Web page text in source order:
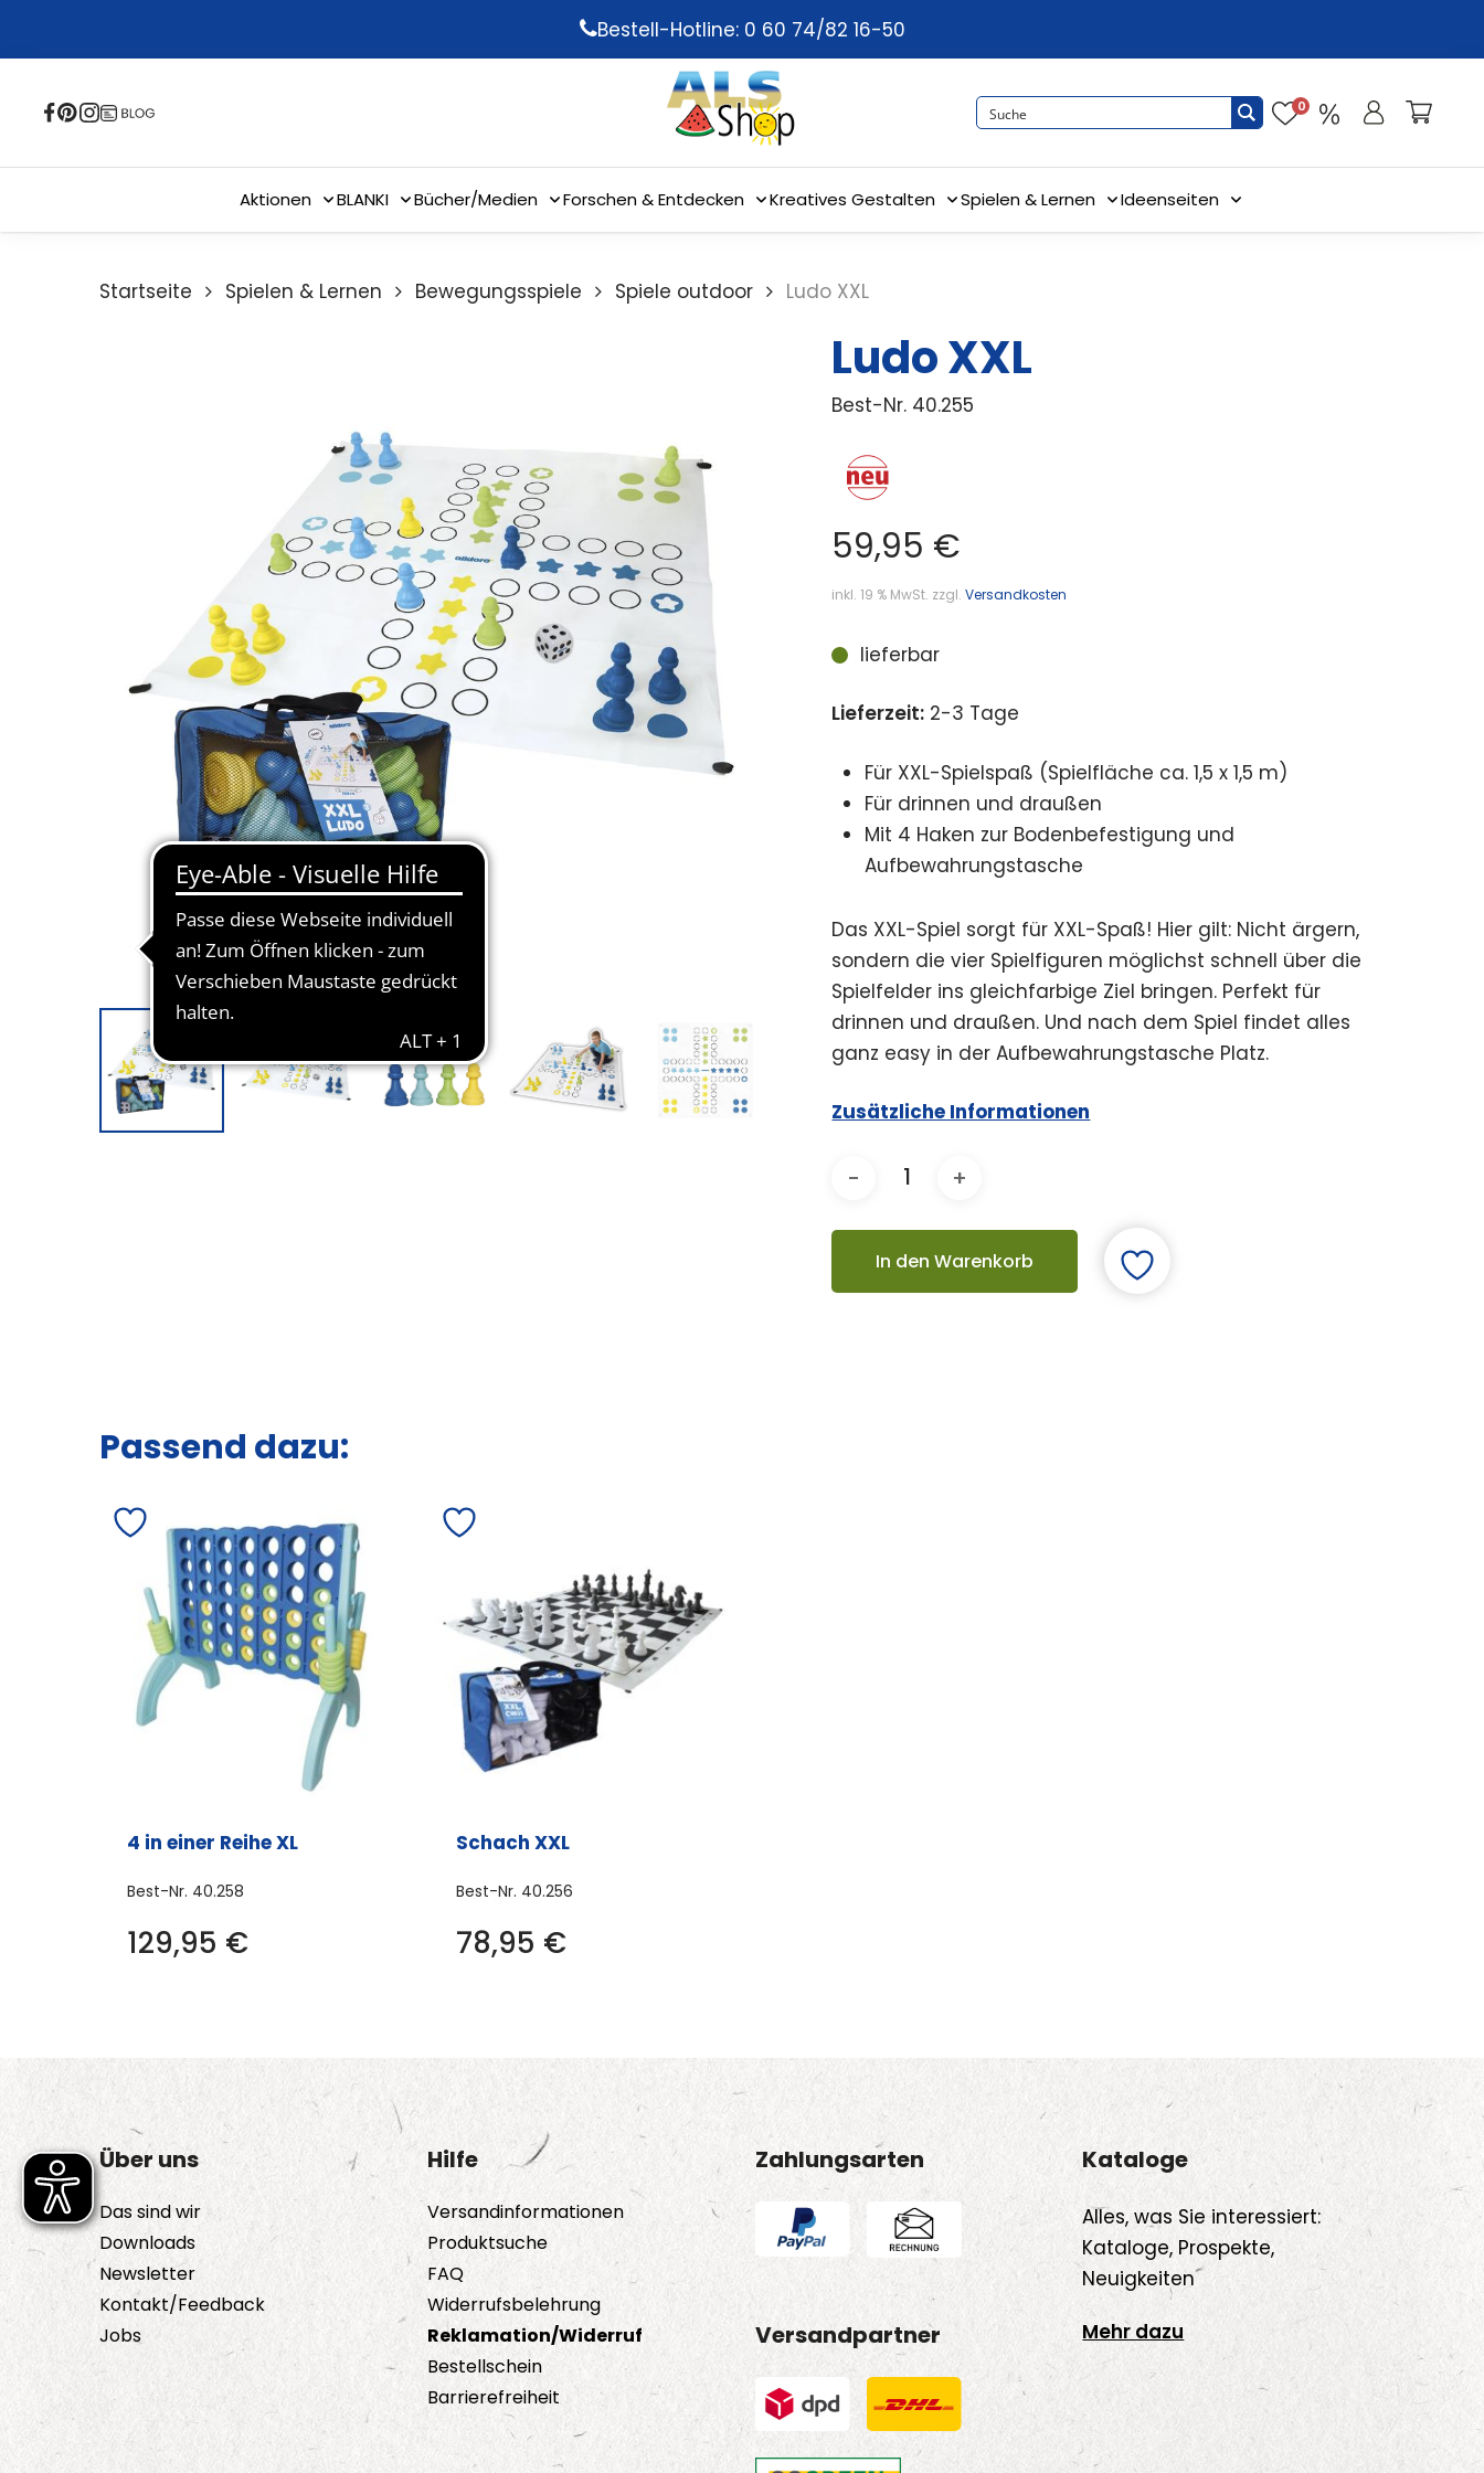
content
Bestell-Hotline: 0 60 74/82 16-50
0
Aktionen BLANKI Bücher/Medien Forschen & Entdecken Kreatives Gestalten Spielen & Lernen Ideenseiten
Startseite Spielen & Lernen Bewegungsspiele Spiele outdoor Ludo XXL
Ludo XXL
Best-Nr. 40.255
59,95 €
inkl. 19 % MwSt. zzgl.Versandkosten
lieferbar
Lieferzeit: 2-3 Tage
Für XXL-Spielspaß (Spielfläche ca. 1,5 x 1,5 m)
Für drinnen und draußen
Mit 4 Haken zur Bodenbefestigung und
Aufbewahrungstasche
Das XXL-Spiel sorgt für XXL-Spaß! Hier gilt: Nicht ärgern,
sondern die vier Spielfiguren möglichst schnell über die
Spielfelder ins gleichfarbige Ziel bringen. Perfekt für
drinnen und draußen. Und nach dem Spiel findet alles
ganz easy in der Aufbewahrungstasche Platz.
Zusätzliche Informationen
In den Warenkorb
Passend dazu:
4 in einer Reihe XL
Best-Nr. 40.258
129,95 €
Schach XXL
Best-Nr. 40.256
78,95 €
Über uns
Das sind wir
Downloads
Newsletter
Kontakt/Feedback
Jobs
Hilfe
Versandinformationen
Produktsuche
FAQ
Widerrufsbelehrung
Reklamation/Widerruf
Bestellschein
Barrierefreiheit
Zahlungsarten
Versandpartner
Kataloge
Alles, was Sie interessiert:
Kataloge, Prospekte,
Neuigkeiten
Mehr dazu